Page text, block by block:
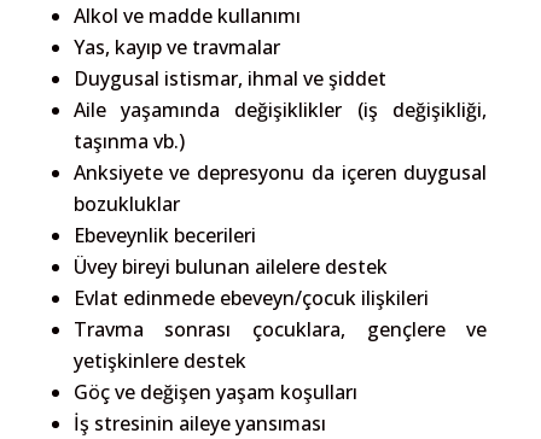
Alkol ve madde kullanımı
Yas, kayıp ve travmalar
Duygusal istismar, ihmal ve şiddet
Aile yaşamında değişiklikler (iş değişikliği,
taşınma vb.)
Anksiyete ve depresyonu da içeren duygusal
bozukluklar
Ebeveynlik becerileri
Üvey bireyi bulunan ailelere destek
Evlat edinmede ebeveyn/çocuk ilişkileri
Travma sonrası çocuklara, gençlere ve
yetişkinlere destek
Göç ve değişen yaşam koşulları
İş stresinin aileye yansıması